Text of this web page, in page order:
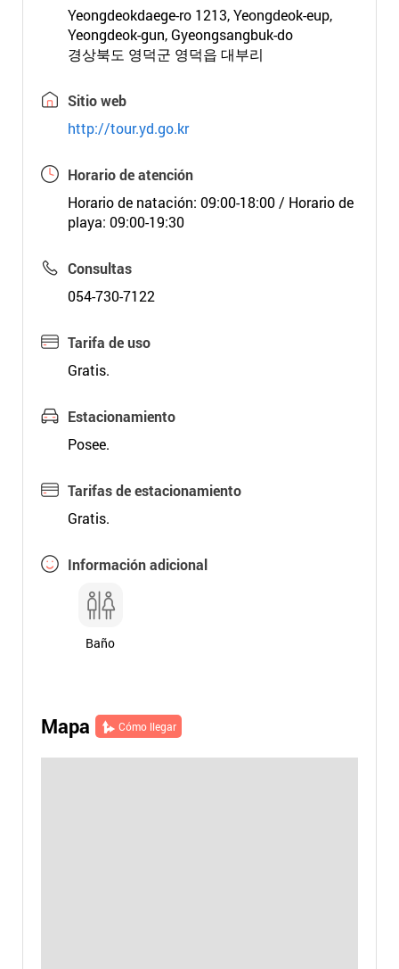
Yeongdeokdaege-ro 1213, Yeongdeok-eup,
Yeongdeok-gun, Gyeongsangbuk-do
경상북도 영덕군 영덕읍 대부리
Sitio web
http://tour.yd.go.kr
Horario de atención
Horario de natación: 09:00-18:00 / Horario de
playa: 09:00-19:30
Consultas
054-730-7122
Tarifa de uso
Gratis.
Estacionamiento
Posee.
Tarifas de estacionamiento
Gratis.
Información adicional
Baño
Mapa Cómo llegar